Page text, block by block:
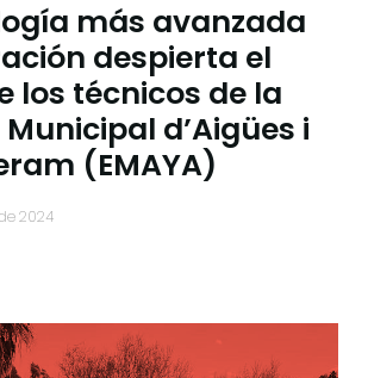
más avanzada
despierta el
los técnicos de la
d’Aigües i
(EMAYA)
2024